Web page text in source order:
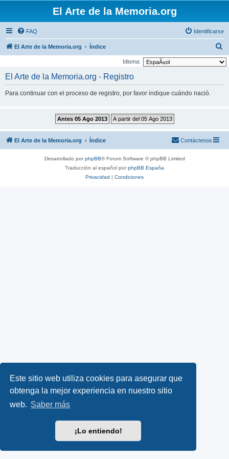
Este sitio web utiliza cookies para asegurar que
obtenga la mejor experiencia en nuestro sitio
web. Saber más
¡Lo entiendo!
El Arte de la Memoria.org
FAQ Identificarse
El Arte de la Memoria.org Índice
u
Idioma:
El Arte de la Memoria.org - Registro
Para continuar con el proceso de registro, por favor indique cuándo nació.
El Arte de la Memoria.org Índice Contáctenos
Desarrollado porphpBB® Forum Software © phpBB Limited
Traducción al español porphpBB España
Privacidad | Condiciones